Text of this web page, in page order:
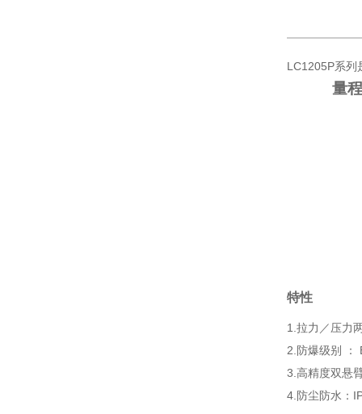
LC1205P系列
量程
特性
1.拉力／压力
2.防爆级别 ：
3. 高精度双悬
4.防尘防水：